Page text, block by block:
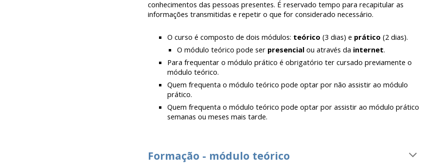
conhecimentos das pessoas presentes. É reservado tempo para recapitular as
informações transmitidas e repetir o que for considerado necessário.
O curso é composto de dois módulos: teórico (3 dias) e prático (2 dias).
O módulo teórico pode ser presencial ou através da internet.
Para frequentar o módulo prático é obrigatório ter cursado previamente o
módulo teórico.
Quem frequenta o módulo teórico pode optar por não assistir ao módulo
prático.
Quem frequenta o módulo teórico pode optar por assistir ao módulo prático
semanas ou meses mais tarde.
Formação - módulo teórico